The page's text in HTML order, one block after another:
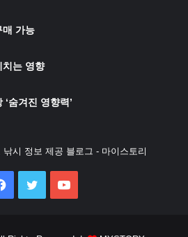
매 가능
치는 영향
숨겨진 영향력’
시 정보 제공 블로그 - 마이스토리
Facebook
Twitter